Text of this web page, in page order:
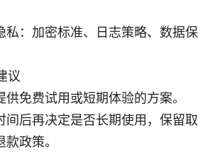
私：加密标准、日志策略、数据保
议
供免费试用或短期体验的方案。
间后再决定是否长期使用，保留取
政策。